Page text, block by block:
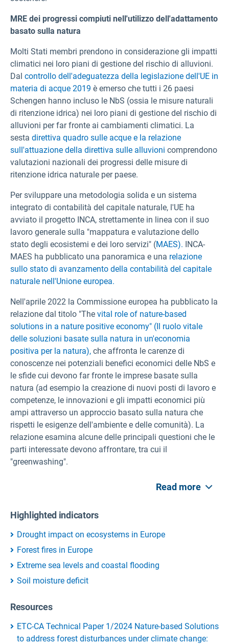
MRE dei progressi compiuti nell'utilizzo dell'adattamento
basato sulla natura
Molti Stati membri prendono in considerazione gli impatti
climatici nei loro piani di gestione del rischio di alluvioni.
Dal controllo dell'adeguatezza della legislazione dell'UE in
materia di acque 2019 è emerso che tutti i 26 paesi
Schengen hanno incluso le NbS (ossia le misure naturali
di ritenzione idrica) nei loro piani di gestione del rischio di
alluvioni per far fronte ai cambiamenti climatici. La
sesta direttiva quadro sulle acque e la relazione
sull'attuazione della direttiva sulle alluvioni comprendono
valutazioni nazionali dei progressi delle misure di
ritenzione idrica naturale per paese.
Per sviluppare una metodologia solida e un sistema
integrato di contabilità del capitale naturale, l'UE ha
avviato il progetto INCA, strettamente in linea con il suo
lavoro generale sulla "mappatura e valutazione dello
stato degli ecosistemi e dei loro servizi" (MAES). INCA-
MAES ha pubblicato una panoramica e una relazione
sullo stato di avanzamento della contabilità del capitale
naturale nell'Unione europea.
Nell'aprile 2022 la Commissione europea ha pubblicato la
relazione dal titolo "The vital role of nature-based
solutions in a nature positive economy" (Il ruolo vitale
delle soluzioni basate sulla natura in un'economia
positiva per la natura), che affronta le carenze di
conoscenze nei potenziali benefici economici delle NbS e
le sfide cui devono far fronte le imprese basate sulla
natura (ad esempio la creazione di nuovi posti di lavoro e
competenze, le innovazioni e gli impatti economici più
ampi attraverso un approccio basato sulla natura che
rispetti le esigenze dell'ambiente e delle comunità). La
relazione esamina alcune delle principali questioni che le
parti interessate devono affrontare, tra cui il
"greenwashing".
Read more
Highlighted indicators
Drought impact on ecosystems in Europe
Forest fires in Europe
Extreme sea levels and coastal flooding
Soil moisture deficit
Resources
ETC-CA Technical Paper 1/2024 Nature-based Solutions
to address forest disturbances under climate change: